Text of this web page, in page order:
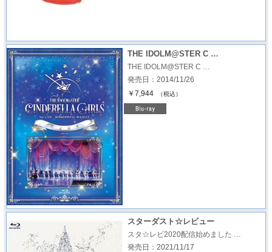
THE IDOLM@STER C …
THE IDOLM@STER C …
発売日：2014/11/26
￥7,944
（税込）
スターダスト☆レビュー
スタ☆レビ2020配信始めました …
発売日：2021/11/17